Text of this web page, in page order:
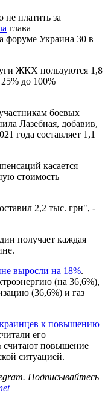
платить за
глава
форуме Украина 30 в
ЖКХ пользуются 1,8
до 100%
боевых
Лазебная, добавив,
года составляет 1,1
касается
стоимость
2,2 тыс. грн", -
получает каждая
выросли на 18%.
(на 36,6%),
(36,6%) и газ
к повышению
его
считают повышение
ситуацией.
Подписывайтесь